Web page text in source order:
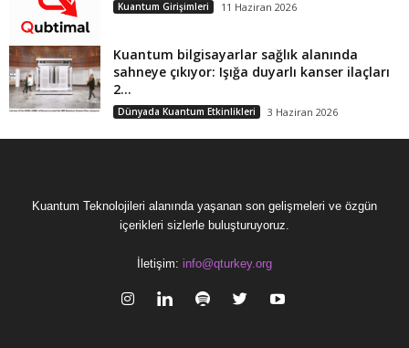
Kuantum Girişimleri 11 Haziran 2026
Kuantum bilgisayarlar sağlık alanında
sahneye çıkıyor: Işığa duyarlı kanser ilaçları
2...
Dünyada Kuantum Etkinlikleri 3 Haziran 2026
Kuantum Teknolojileri alanında yaşanan son gelişmeleri ve özgün
içerikleri sizlerle buluşturuyoruz.
İletişim: info@qturkey.org